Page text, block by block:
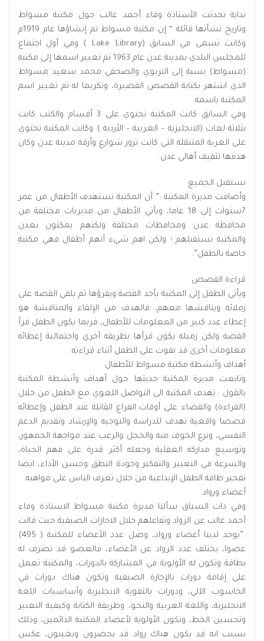
بداية تحدثت الأستاذة وفاء أحمد غالب حول مكتبة مسواط
وتاريخ نشأتها قائلة “ إن مكتبة مسواط تم إنشاؤها عام 1919م
وكانت تسمى في السابق (Lake Library ) وفي أول اجتماع
للمجلس البلدي بمدينة عدن عام 1963 تم تغيير اسمها إلى مكتبة
(مسواط) نسبة إلى التربوي والصحفي محمد سعيد مسواط
الذي اشتهر بكتابة القصص القصيرة، وتكريما له تم تغيير اسم
المكتبة باسمه.
وفي السابق كانت المكتبة تحتوي على 3 أقسام والكتب كانت
بثلاثة لغات (الانجليزية – العربية – الأردية ) وكانت المكتبة تحتوي
على العربة المتنقلة التي كانت تزور شوارع وأزقة مدينة عدن وكان
هدفها تثقيف أهالي عدن.
نستقبل الجميع
وأضافت مديرة المكتبة :” أن المكتبة تستهدف الأطفال من عمر
7سنوات إلى 18 عاما، ويأتي الأطفال من مديريات مختلفة من
محافظة عدن ومحافظات مختلفة ولكنهم يمكثون بعدن
والمكتبة تستقبلهم ؛ ولكن اهم شيء أنهم أطفال فهي مكتبة
خاصة بالطفل”.
قراءة القصص
ويأتي الطفل إلى المكتبة يأخذ القصة ويقرؤها ثم يلقي القصة على
زملائه ويناقشها معهم، فالهدف من الإلقاء والمناقشة هو
إعطاء عدد كبير من المعلومات للأطفال، فربما يكون الطفل قرأ
القصة ولكن زميله يكون قرأها بطريقة أخرى واحتمالية إعطائه
معلومات أخرى قد تفوت على الطفل أثناء قراءته .
أهداف وأنشطة مكتبة مسواط للأطفال
وتابعت مديرة المكتبة حديثها حول أهداف وأنشطة المكتبة
بالقول : تهدف المكتبة الى التواصل اللغوي مع الطفل من خلال
(القراءة) والقضاء على أوقات الفراغ القاتلة عند الطفل وإعطائه
قصصا واقعية تهدف للدراسة والتوجيه والإرشاد وتقديم الدعم
النفسي، ونزع الخوف منه والخجل والرعب عند مواجهة الجمهور،
وتوسيع مداركه العقلية وجعله أكثر قدرة على فهم الحياة،
والسرعة في التعبير والتفكير وجودة النطق وحسن الأداء، ايضا
تفجير طاقة الطفل الإبداعية من خلال تعرف الناس على مواهبه.
أعضاء ورواد
وفي ذات السياق سألنا مديرة مكتبة مسواط الاستاذة وفاء
أحمد غالب عن الرواد وتفاعلهم خلال الاجازات الصيفية حيث قالت
:”يوجد لدينا أعضاء ورواد، وصل عدد الأعضاء للمكتبة ( 495)
عضوا، يختلف عدد الرواد عن الأعضاء، فالعضو قد تصرف له
بطاقة وتكون له الأولوية في المشاركة بالدورات، والمكتبة تعمل
على إقامة دورات بالإجازة الصيفية وتكون هناك دورات في
الحاسوب الآلي، ودورات بالتقوية الانجليزية وأساسيات اللغة
الانجليزية، واللغة العربية والنحو، وطريقة الكتابة وكيفية التعبير
وتحسين الخط، وتكون الأولوية لأعضاء المكتبة الدائمين، وذلك
بسبب انه قد يكون هناك رواد قد يحضرون ويغيبون، عكس